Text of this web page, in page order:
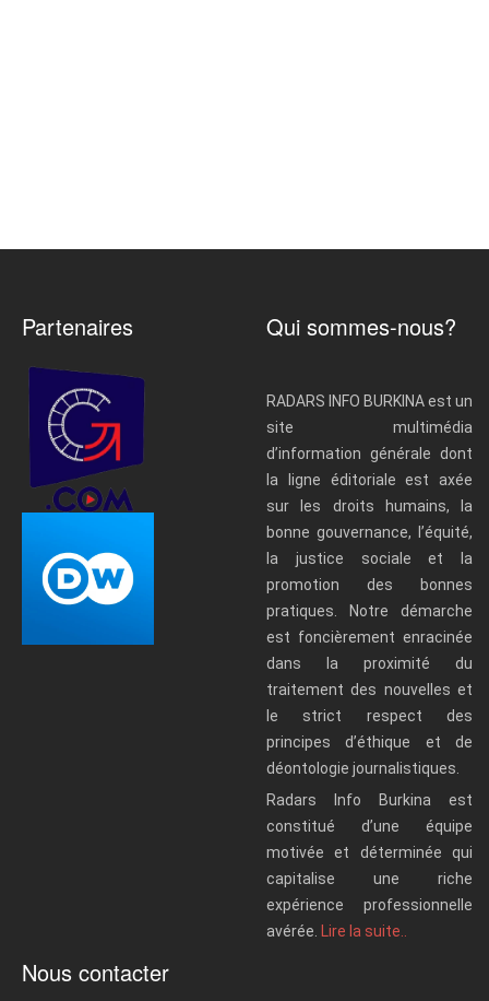
Partenaires Qui sommes-nous?
RADARS INFO BURKINA est un
site multimédia
d’information générale dont
la ligne éditoriale est axée
sur les droits humains, la
bonne gouvernance, l’équité,
la justice sociale et la
promotion des bonnes
pratiques. Notre démarche
est foncièrement enracinée
dans la proximité du
traitement des nouvelles et
le strict respect des
principes d’éthique et de
déontologie journalistiques.
Radars Info Burkina est
constitué d’une équipe
motivée et déterminée qui
capitalise une riche
expérience professionnelle
avérée.
Lire la suite..
Nous contacter